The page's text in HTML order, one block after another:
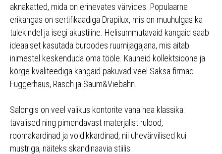
aknakatted, mida on erinevates värvides. Populaarne
erikangas on sertifikaadiga Drapilux, mis on muuhulgas ka
tulekindel ja isegi akustiline. Helisummutavaid kangaid saab
ideaalset kasutada büroodes ruumijagajana, mis aitab
inimestel keskenduda oma tööle. Kauneid kollektsioone ja
kõrge kvaliteediga kangaid pakuvad veel Saksa firmad
Fuggerhaus, Rasch ja Saum&Viebahn.
Salongis on veel valikus kontorite vana hea klassika:
tavalised ning pimendavast materjalist rulood,
roomakardinad ja voldikkardinad, nii ühevärvilised kui
mustriga, näiteks skandinaavia stiilis.